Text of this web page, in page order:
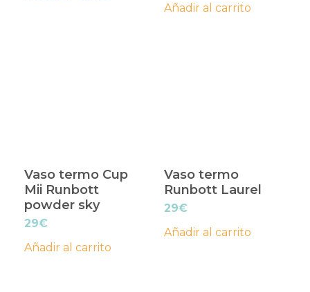
Añadir al carrito
Vaso termo Cup
Mii Runbott
powder sky
29€
Añadir al carrito
Vaso termo
Runbott Laurel
29€
Añadir al carrito